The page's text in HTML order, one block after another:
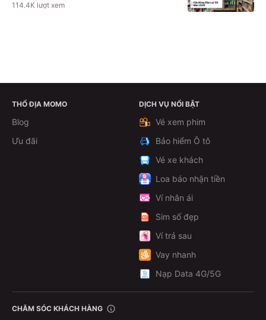
114.4K lượt xem
Xem chi tiết
THỔ ĐỊA MOMO
Blog
Ưu đãi
DỊCH VỤ NỔI BẬT
Vé xem phim
Bảo hiểm Ô tô
Vé xe khách
Loa báo nhận tiền
Ví nhân ái
Sim số đẹp
Ví trả sau
Vay nhanh
Nạp Data 4G/5G
CHĂM SÓC KHÁCH HÀNG